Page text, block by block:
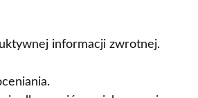
informacji zwrotnej.